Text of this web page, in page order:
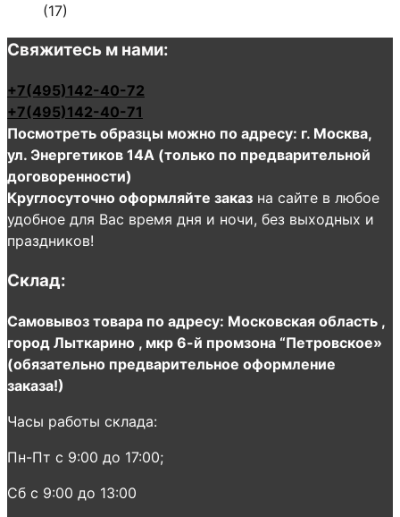
(17)
Свяжитесь м нами:
+7(495)142-40-72
+7(495)142-40-71
Посмотреть образцы можно по адресу: г. Москва,
ул. Энергетиков 14А (только по предварительной
договоренности)
Круглосуточно оформляйте заказ на сайте в любое
удобное для Вас время дня и ночи, без выходных и
праздников!
Склад:
Самовывоз товара по адресу: Московская область ,
город Лыткарино , мкр 6-й промзона “Петровское»
(обязательно предварительное оформление
заказа!)
Часы работы склада:
Пн-Пт с 9:00 до 17:00;
Сб с 9:00 до 13:00